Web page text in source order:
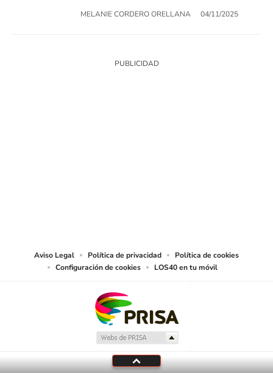
MELANIE CORDERO ORELLANA 04/11/2025
Aviso Legal Política de privacidad
Política de cookies
Configuración de cookies
LOS40 en tu móvil